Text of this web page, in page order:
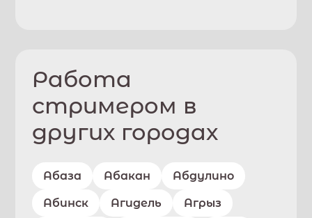
Работа
стримером в
других городах
Абаза Абакан Абдулино
Абинск Агидель Агрыз